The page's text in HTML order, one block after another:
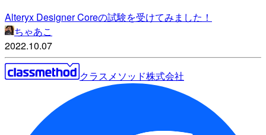
Alteryx Designer Coreの試験を受けてみました！
ちゃあこ
2022.10.07
クラスメソッド株式会社